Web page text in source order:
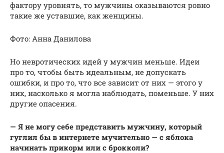
фактору уровнять, то мужчины оказываются ровно
такие же уставшие, как женщины.
Фото: Анна Данилова
Но невротических идей у мужчин меньше. Идеи
про то, чтобы быть идеальным, не допускать
ошибки, и про то, что все зависит от них — этого у
них, насколько я могла наблюдать, поменьше. У них
другие опасения.
— Я не могу себе представить мужчину, который
гуглил бы в интернете мучительно — с яблока
начинать прикорм или с брокколи?